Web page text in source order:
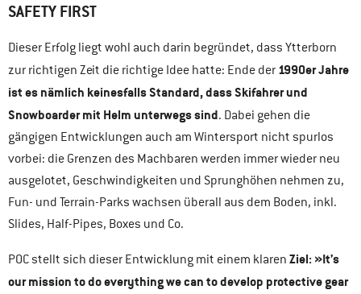
SAFETY FIRST
Dieser Erfolg liegt wohl auch darin begründet, dass Ytterborn
zur richtigen Zeit die richtige Idee hatte: Ende der 1990er Jahre
ist es nämlich keinesfalls Standard, dass Skifahrer und
Snowboarder mit Helm unterwegs sind. Dabei gehen die
gängigen Entwicklungen auch am Wintersport nicht spurlos
vorbei: die Grenzen des Machbaren werden immer wieder neu
ausgelotet, Geschwindigkeiten und Sprunghöhen nehmen zu,
Fun- und Terrain-Parks wachsen überall aus dem Boden, inkl.
Slides, Half-Pipes, Boxes und Co.
POC stellt sich dieser Entwicklung mit einem klaren Ziel: »It’s
our mission to do everything we can to develop protective gear